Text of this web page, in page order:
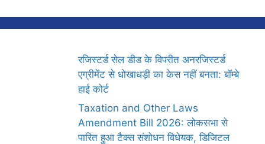
रजिस्टर्ड सेल डीड के विपरीत अनरजिस्टर्ड
एग्रीमेंट से धोखाधड़ी का केस नहीं बनता: बॉम्बे
हाई कोर्ट
Taxation and Other Laws
Amendment Bill 2026: लोकसभा से
पारित हुआ टैक्स संशोधन विधेयक, डिजिटल